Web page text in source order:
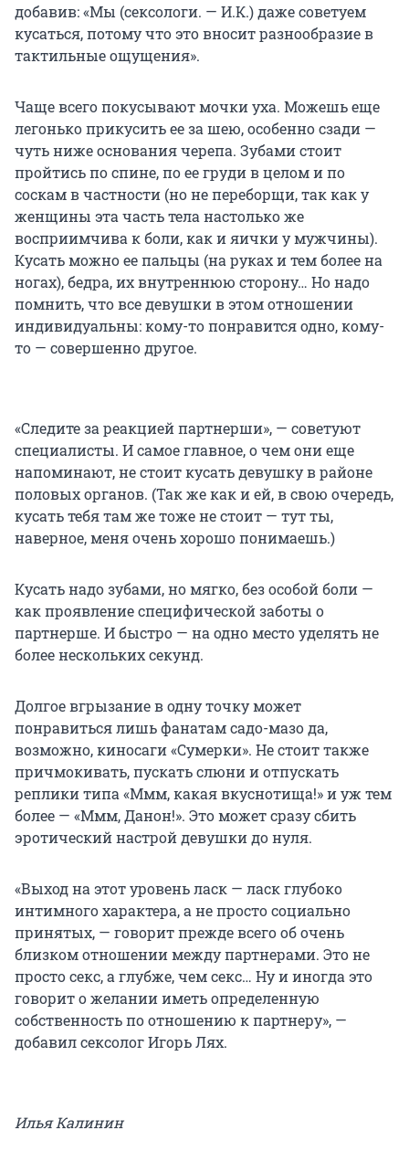
добавив: «Мы (сексологи. — И.К.) даже советуем
кусаться, потому что это вносит разнообразие в
тактильные ощущения».
Чаще всего покусывают мочки уха. Можешь еще
легонько прикусить ее за шею, особенно сзади —
чуть ниже основания черепа. Зубами стоит
пройтись по спине, по ее груди в целом и по
соскам в частности (но не переборщи, так как у
женщины эта часть тела настолько же
восприимчива к боли, как и яички у мужчины).
Кусать можно ее пальцы (на руках и тем более на
ногах), бедра, их внутреннюю сторону… Но надо
помнить, что все девушки в этом отношении
индивидуальны: кому-то понравится одно, кому-
то — совершенно другое.
«Следите за реакцией партнерши», — советуют
специалисты. И самое главное, о чем они еще
напоминают, не стоит кусать девушку в районе
половых органов. (Так же как и ей, в свою очередь,
кусать тебя там же тоже не стоит — тут ты,
наверное, меня очень хорошо понимаешь.)
Кусать надо зубами, но мягко, без особой боли —
как проявление специфической заботы о
партнерше. И быстро — на одно место уделять не
более нескольких секунд.
Долгое вгрызание в одну точку может
понравиться лишь фанатам садо-мазо да,
возможно, киносаги «Сумерки». Не стоит также
причмокивать, пускать слюни и отпускать
реплики типа «Ммм, какая вкуснотища!» и уж тем
более — «Ммм, Данон!». Это может сразу сбить
эротический настрой девушки до нуля.
«Выход на этот уровень ласк — ласк глубоко
интимного характера, а не просто социально
принятых, — говорит прежде всего об очень
близком отношении между партнерами. Это не
просто секс, а глубже, чем секс… Ну и иногда это
говорит о желании иметь определенную
собственность по отношению к партнеру», —
добавил сексолог Игорь Лях.
Илья Калинин